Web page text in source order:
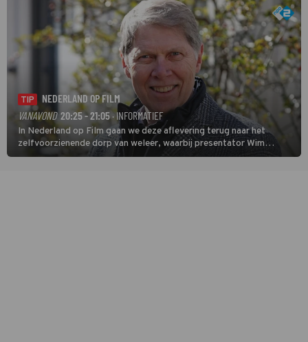
TIP
NEDERLAND OP FILM
VANAVOND 20:25 - 21:05· INFORMATIEF
In Nederland op Film gaan we deze aflevering terug naar het
zelfvoorzienende dorp van weleer, waarbij presentator Wim
Daniëls de kijkers meeneemt op reis door de tijd aan de hand van